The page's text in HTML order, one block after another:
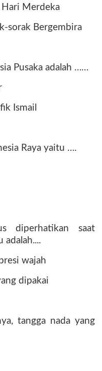
Hari Merdeka
sorak Bergembira
Pusaka adalah ……
Ismail
Raya yaitu ….
diperhatikan saat
adalah....
wajah
dipakai
tangga nada yang